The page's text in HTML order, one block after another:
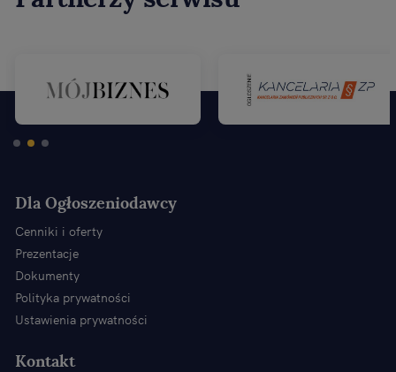
Dla Ogłoszeniodawcy
Cenniki i oferty
Prezentacje
Dokumenty
Polityka prywatności
Ustawienia prywatności
Kontakt